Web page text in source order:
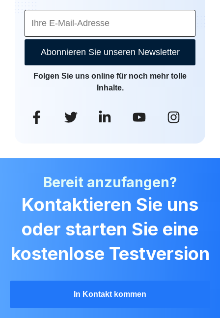
Abonnieren Sie unseren Newsletter
Folgen Sie uns online für noch mehr tolle
Inhalte.
Bereit anzufangen?
Kontaktieren Sie uns
oder starten Sie eine
kostenlose Testversion
In Kontakt kommen